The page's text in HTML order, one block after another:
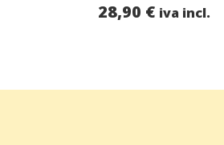
28,90 € iva incl.